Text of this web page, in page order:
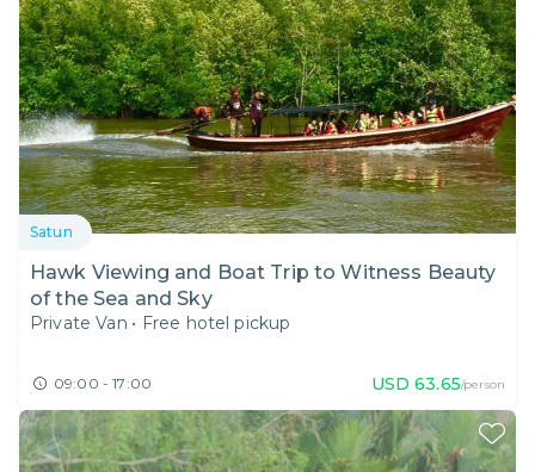
Satun
Hawk Viewing and Boat Trip to Witness Beauty
of the Sea and Sky
Private Van • Free hotel pickup
09:00 - 17:00 USD 63.65/person